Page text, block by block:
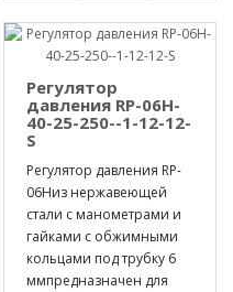
Регулятор
давления RP-06H-
40-25-250--1-12-12-
S
Регулятор давления RP-
06Hиз нержавеющей
стали с манометрами и
гайками с обжимными
кольцами под трубку 6
ммпредназначен для